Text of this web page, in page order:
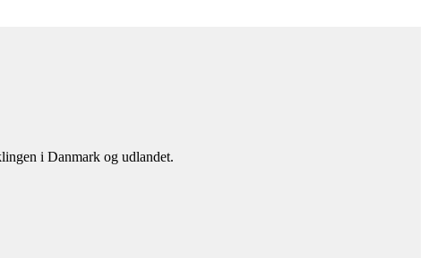
i Danmark og udlandet.